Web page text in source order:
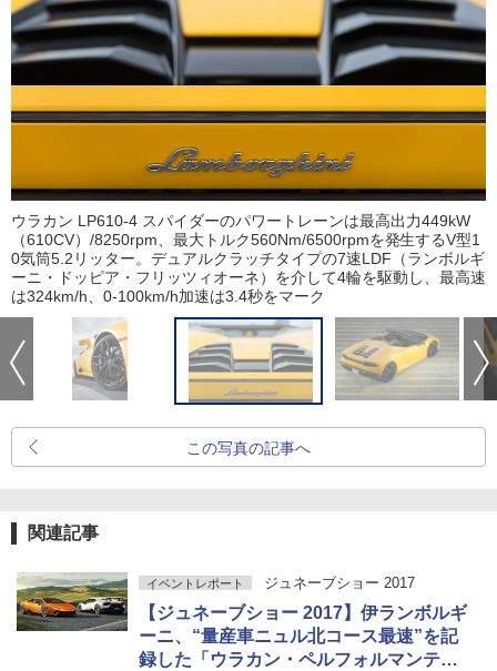
ウラカン LP610-4 スパイダーのパワートレーンは最高出力449kW
（610CV）/8250rpm、最大トルク560Nm/6500rpmを発生するV型1
0気筒5.2リッター。デュアルクラッチタイプの7速LDF（ランボルギ
ーニ・ドッピア・フリッツィオーネ）を介して4輪を駆動し、最高速
は324km/h、0-100km/h加速は3.4秒をマーク
この写真の記事へ
関連記事
イベントレポート ジュネーブショー 2017
【ジュネーブショー 2017】伊ランボルギ
ーニ、“量産車ニュル北コース最速”を記
録した「ウラカン・ペルフォルマンテ」